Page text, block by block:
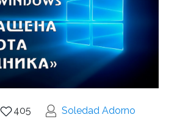
405 Soledad Adorno